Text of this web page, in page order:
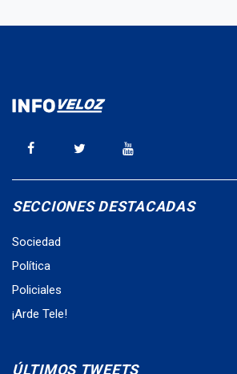
SECCIONES DESTACADAS
Sociedad
Política
Policiales
¡Arde Tele!
ÚLTIMOS TWEETS